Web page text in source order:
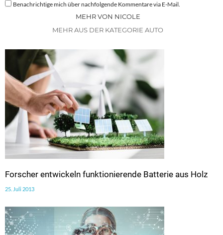
Benachrichtige mich über nachfolgende Kommentare via E-Mail.
MEHR VON NICOLE
MEHR AUS DER KATEGORIE AUTO
Forscher entwickeln funktionierende Batterie aus Holz
25. Juli 2013